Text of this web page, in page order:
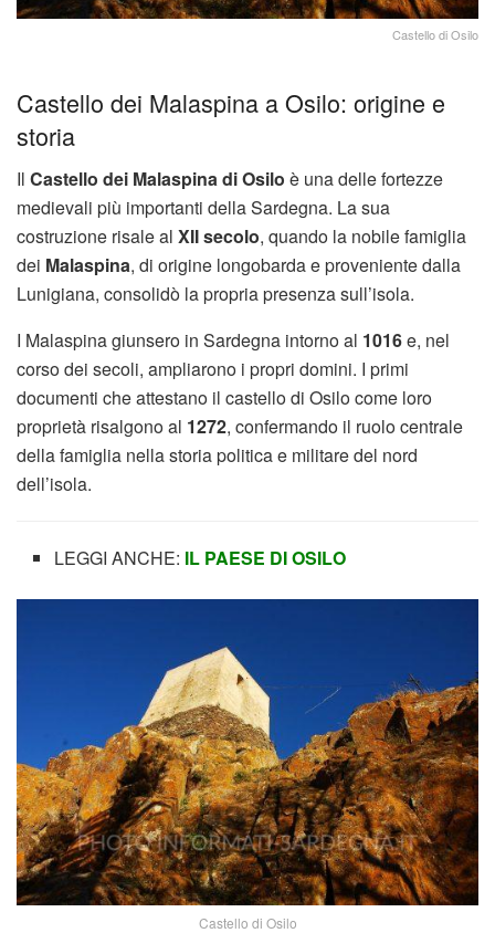
Castello di Osilo
Castello dei Malaspina a Osilo: origine e
storia
Il Castello dei Malaspina di Osilo è una delle fortezze
medievali più importanti della Sardegna. La sua
costruzione risale al XII secolo, quando la nobile famiglia
dei Malaspina, di origine longobarda e proveniente dalla
Lunigiana, consolidò la propria presenza sull’isola.
I Malaspina giunsero in Sardegna intorno al 1016e, nel
corso dei secoli, ampliarono i propri domini. I primi
documenti che attestano il castello di Osilo come loro
proprietà risalgono al 1272, confermando il ruolo centrale
della famiglia nella storia politica e militare del nord
dell’isola.
LEGGI ANCHE: IL PAESE DI OSILO
Castello di Osilo